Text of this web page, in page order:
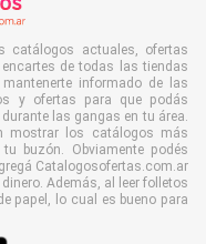
catálogos actuales, ofertas
de todas las tiendas
informado de las
y ofertas para que podás
las gangas en tu área.
mostrar los catálogos más
buzón. Obviamente podés
Catalogosofertas.com.ar
Además, al leer folletos
papel, lo cual es bueno para